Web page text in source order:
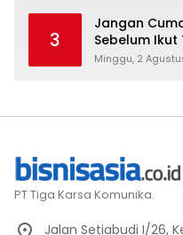
3
Jangan
Sebelum Ikut
Minggu, 2
PT Tiga Karsa Komunika.
Jalan Setiabudi I/26,